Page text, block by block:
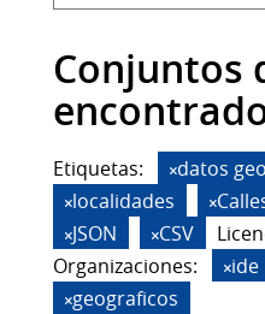
Conjuntos
Etiquetas: datos
localidades
JSON
CSV
Organizaciones:
ide
geograficos